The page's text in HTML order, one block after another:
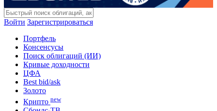
Войти Зарегистрироваться
Портфель
Консенсусы
Поиск облигаций (ИИ)
Кривые доходности
ЦФА
Best bid/ask
Золото
Крипто new